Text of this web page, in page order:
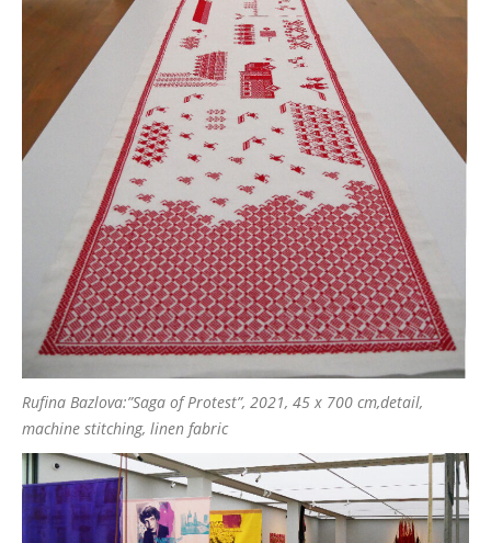
Rufina Bazlova:”Saga of Protest”, 2021, 45 x 700 cm,detail,
machine stitching, linen fabric